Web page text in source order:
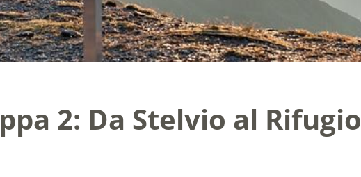
2: Da Stelvio al Rifugio